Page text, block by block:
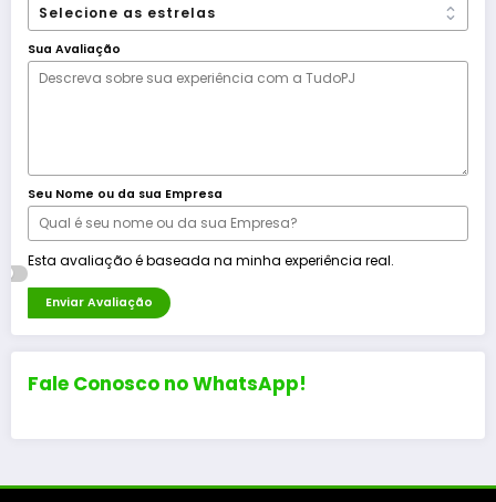
Sua Avaliação
Seu Nome ou da sua Empresa
Esta avaliação é baseada na minha experiência real.
Enviar Avaliação
Fale Conosco no WhatsApp!